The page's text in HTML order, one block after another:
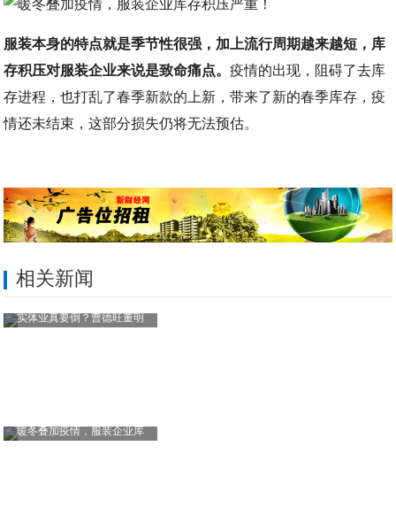
服装本身的特点就是季节性很强，加上流行周期越来越短，库
存积压对服装企业来说是致命痛点。疫情的出现，阻碍了去库
存进程，也打乱了春季新款的上新，带来了新的春季库存，疫
情还未结束，这部分损失仍将无法预估。
相关新闻
实体业真要倒？曹德旺董明
暖冬叠加疫情，服装企业库